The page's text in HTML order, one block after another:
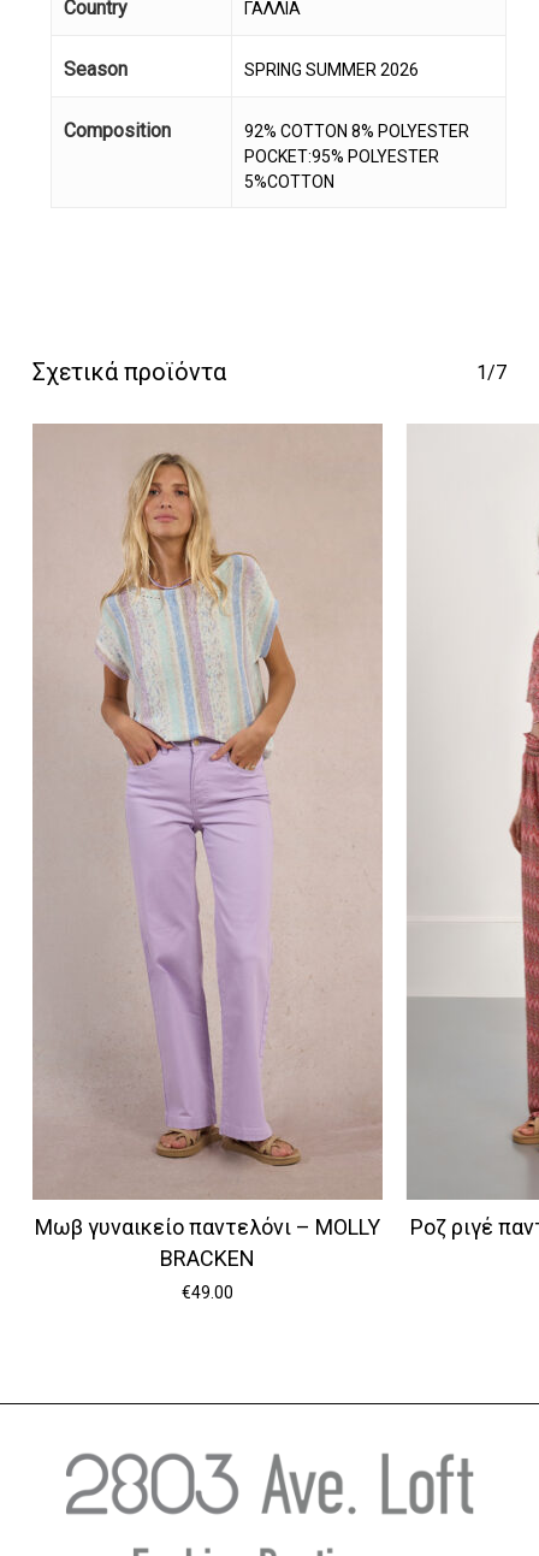
Country ΓΑΛΛΙΑ
Season SPRING SUMMER 2026
Composition
92% COTTON 8% POLYESTER
POCKET:95% POLYESTER
5%COTTON
Σχετικά προϊόντα 1/7
Μωβ γυναικείο παντελόνι – MOLLY
BRACKEN
€49.00
Ροζ ριγέ